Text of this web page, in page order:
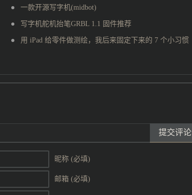
一款开源写字机(midbot)
写字机舵机抬笔GRBL 1.1 固件推荐
用 iPad 给零件做测绘，我后来固定下来的 7 个小习惯
提交评论
昵称 (必填)
邮箱 (必填)